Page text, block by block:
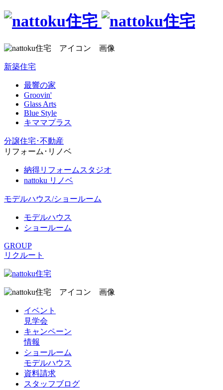
新築住宅
最響の家
Groovin'
Glass Arts
Blue Style
キママプラス
分譲住宅･不動産
リフォーム･リノベ
納得リフォームスタジオ
nattoku リノベ
モデルハウス/ショールーム
モデルハウス
ショールーム
GROUP
リクルート
イベント
見学会
キャンペーン
情報
ショールーム
モデルハウス
資料請求
スタッフブログ